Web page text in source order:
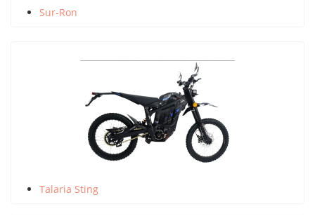
Sur-Ron
Talaria Sting